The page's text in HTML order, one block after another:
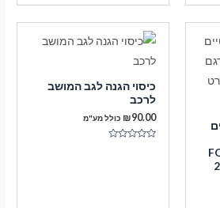
מתוך
כיסוי הגנה לגב המושב
לרכב
₪90.00 כולל מע"מ